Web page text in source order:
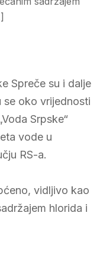
Spreče su i dalje
se oko vrijednosti
Srpske“
vode u
RS-a.
vidljivo kao
hlorida i